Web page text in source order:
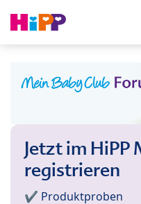
Jetzt im HiPP
registrieren
✔️ Produktproben